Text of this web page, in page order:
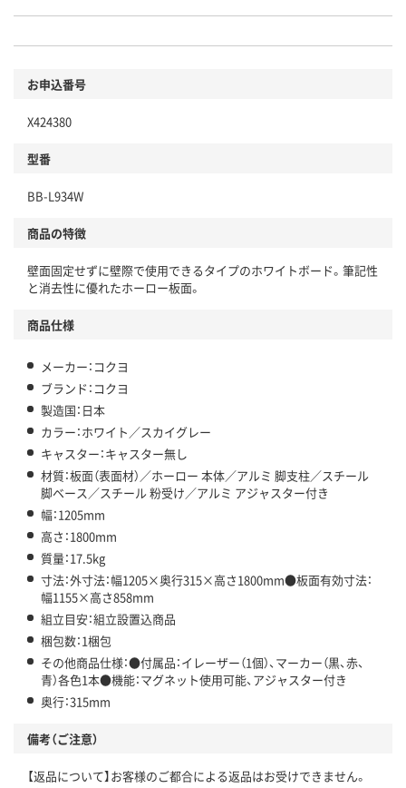
お申込番号
X424380
型番
BB-L934W
商品の特徴
壁面固定せずに壁際で使用できるタイプのホワイトボード。筆記性
と消去性に優れたホーロー板面。
商品仕様
メーカー：コクヨ
ブランド：コクヨ
製造国：日本
カラー：ホワイト／スカイグレー
キャスター：キャスター無し
材質：板面（表面材）／ホーロー 本体／アルミ 脚支柱／スチール
脚ベース／スチール 粉受け／アルミ アジャスター付き
幅：1205mm
高さ：1800mm
質量：17.5kg
寸法：外寸法：幅1205×奥行315×高さ1800mm●板面有効寸法：
幅1155×高さ858mm
組立目安：組立設置込商品
梱包数：1梱包
その他商品仕様：●付属品：イレーザー（1個）、マーカー（黒、赤、
青）各色1本●機能：マグネット使用可能、アジャスター付き
奥行：315mm
備考（ご注意）
【返品について】お客様のご都合による返品はお受けできません。